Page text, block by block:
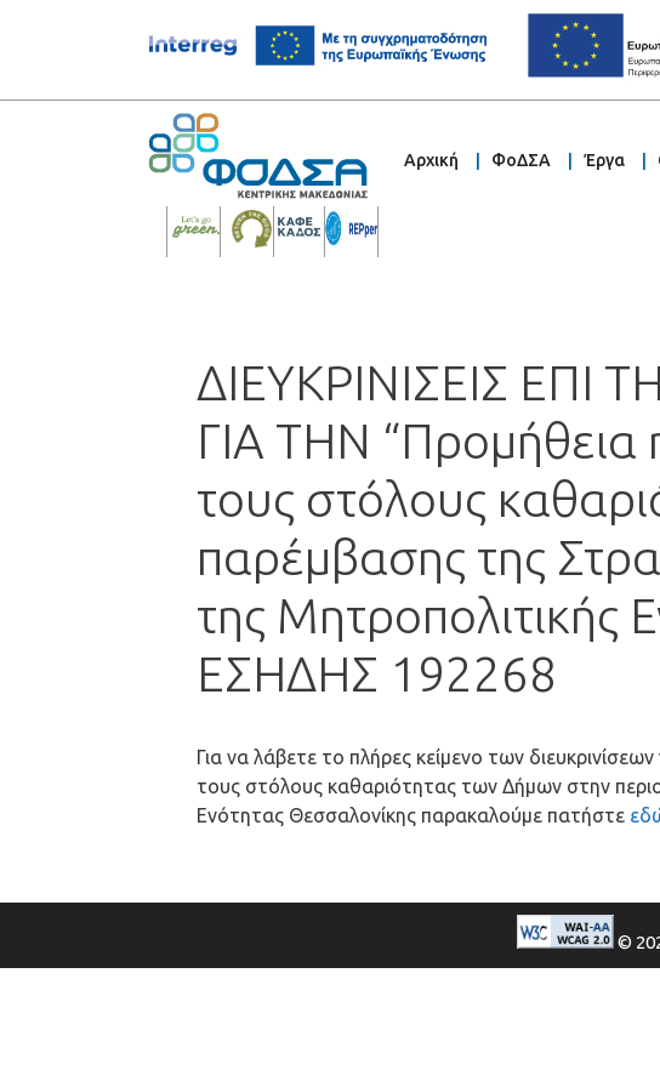
Αρχική ΦοΔΣΑ Έργα
ΔΙΕΥΚΡΙΝΙΣΕΙΣ ΕΠΙ
ΓΙΑ ΤΗΝ “Προμήθεια
τους στόλους
παρέμβασης της
της Μητροπολιτικής
ΕΣΗΔΗΣ 192268
Για να λάβετε το πλήρες κείμενο των
τους στόλους καθαριότητας των Δήμων στην
Ενότητας Θεσσαλονίκης παρακαλούμε πατήστε
©